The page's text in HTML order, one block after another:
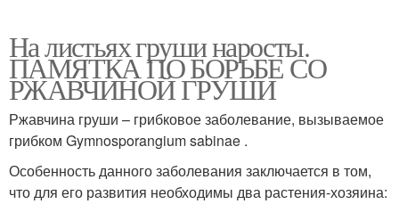
На листьях груши наросты.
ПАМЯТКА ПО БОРЬБЕ СО
РЖАВЧИНОЙ ГРУШИ
Ржавчина груши – грибковое заболевание, вызываемое
грибком Gymnosporangium sabinae .
Особенность данного заболевания заключается в том,
что для его развития необходимы два растения-хозяина: